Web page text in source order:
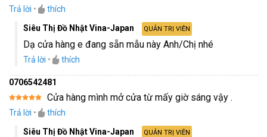
Trả lời •
thích
Siêu Thị Đồ Nhật Vina-Japan
QUẢN TRỊ VIÊN
Dạ cửa hàng e đang sẵn mẫu này Anh/Chị nhé
Trả lời • thích
0706542481
Được xếp
hạng55
Cửa hàng mình mở cửa từ mấy giờ sáng vậy .
Trả lời •
thích
Siêu Thị Đồ Nhật Vina-Japan
QUẢN TRỊ VIÊN